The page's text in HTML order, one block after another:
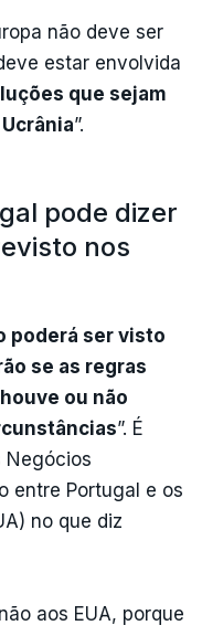
não deve ser
estar envolvida
que sejam
”.
pode dizer
nos
poderá ser visto
se as regras
ou não
”. É
Negócios
entre Portugal e os
no que diz
aos EUA, porque